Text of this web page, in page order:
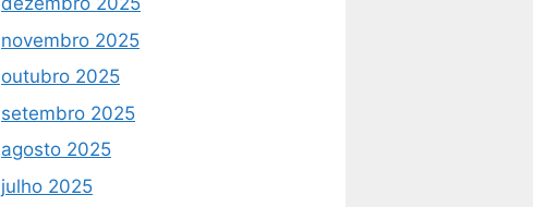
novembro 2025
outubro 2025
setembro 2025
agosto 2025
julho 2025